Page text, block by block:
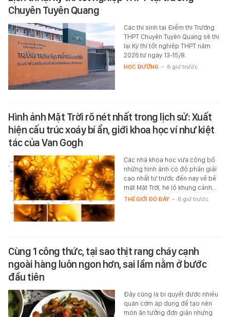
Chuyên Tuyên Quang
Các thí sinh tại Điểm thi Trường
THPT Chuyên Tuyên Quang sẽ thi
lại Kỳ thi tốt nghiệp THPT năm
2026 từ ngày 13-15/8.
HỌC ĐƯỜNG - 6 giờ trước
Hình ảnh Mặt Trời rõ nét nhất trong lịch sử: Xuất
hiện cấu trúc xoáy bí ẩn, giới khoa học ví như kiệt
tác của Van Gogh
Các nhà khoa học vừa công bố
những hình ảnh có độ phân giải
cao nhất từ trước đến nay về bề
mặt Mặt Trời, hé lộ khung cảnh…
THẾ GIỚI ĐÓ ĐÂY - 6 giờ trước
Cùng 1 công thức, tại sao thịt rang cháy cạnh
ngoài hàng luôn ngon hơn, sai lầm nằm ở bước
đầu tiên
Đây cũng là bí quyết được nhiều
quán cơm áp dụng để tạo nên
món ăn tưởng đơn giản nhưng